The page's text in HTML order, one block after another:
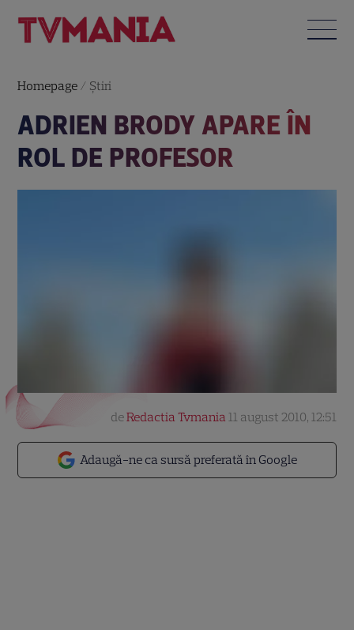
Homepage / Știri
ADRIEN BRODY APARE ÎN
ROL DE PROFESOR
Adaugă-ne ca sursă preferată în Google
deRedactia Tvmania 11 august 2010, 12:51